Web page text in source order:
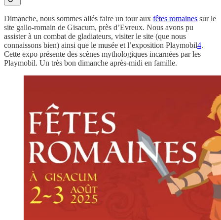
Dimanche, nous sommes allés faire un tour aux fêtes romaines sur le
site gallo-romain de Gisacum, près d’Evreux. Nous avons pu
assister à un combat de gladiateurs, visiter le site (que nous
connaissons bien) ainsi que le musée et l’exposition Playmobil4.
Cette expo présente des scènes mythologiques incarnées par les
Playmobil. Un très bon dimanche après-midi en famille.